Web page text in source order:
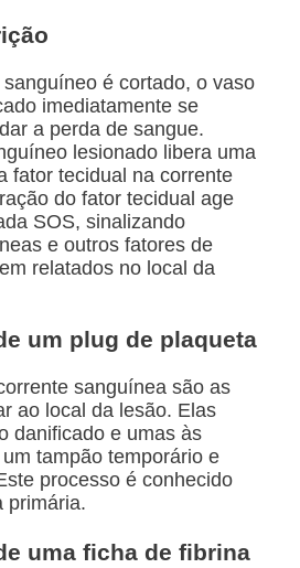
é cortado, o vaso
imediatamente se
a perda de sangue.
lesionado libera uma
fator tecidual na corrente
do fator tecidual age
SOS, sinalizando
e outros fatores de
relatados no local da
um plug de plaqueta
sanguínea são as
ao local da lesão. Elas
danificado e umas às
tampão temporário e
processo é conhecido
primária.
uma ficha de fibrina